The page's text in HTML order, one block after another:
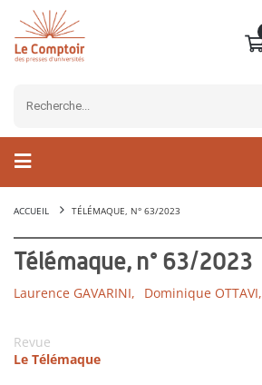
ACCUEIL TÉLÉMAQUE, N° 63/2023
Télémaque, n° 63/2023
Laurence GAVARINI, Dominique OTTAVI,
Revue
Le Télémaque